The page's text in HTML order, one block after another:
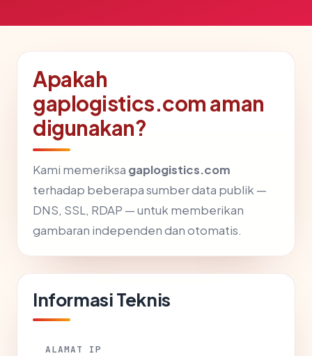
Apakah
gaplogistics.com aman
digunakan?
Kami memeriksa gaplogistics.com
terhadap beberapa sumber data publik —
DNS, SSL, RDAP — untuk memberikan
gambaran independen dan otomatis.
Informasi Teknis
ALAMAT IP